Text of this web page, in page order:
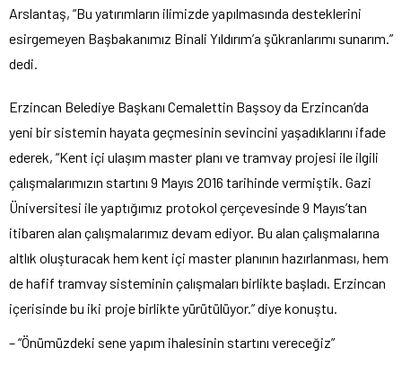
Arslantaş, “Bu yatırımların ilimizde yapılmasında desteklerini
esirgemeyen Başbakanımız Binali Yıldırım’a şükranlarımı sunarım.”
dedi.
Erzincan Belediye Başkanı Cemalettin Başsoy da Erzincan’da
yeni bir sistemin hayata geçmesinin sevincini yaşadıklarını ifade
ederek, “Kent içi ulaşım master planı ve tramvay projesi ile ilgili
çalışmalarımızın startını 9 Mayıs 2016 tarihinde vermiştik. Gazi
Üniversitesi ile yaptığımız protokol çerçevesinde 9 Mayıs’tan
itibaren alan çalışmalarımız devam ediyor. Bu alan çalışmalarına
altlık oluşturacak hem kent içi master planının hazırlanması, hem
de hafif tramvay sisteminin çalışmaları birlikte başladı. Erzincan
içerisinde bu iki proje birlikte yürütülüyor.” diye konuştu.
– “Önümüzdeki sene yapım ihalesinin startını vereceğiz”